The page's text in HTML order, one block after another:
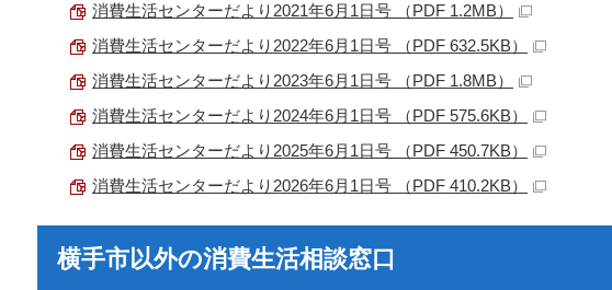
消費生活センターだより2021年6月1日号 （PDF 1.2MB）
消費生活センターだより2022年6月1日号 （PDF 632.5KB）
消費生活センターだより2023年6月1日号 （PDF 1.8MB）
消費生活センターだより2024年6月1日号 （PDF 575.6KB）
消費生活センターだより2025年6月1日号 （PDF 450.7KB）
消費生活センターだより2026年6月1日号 （PDF 410.2KB）
横手市以外の消費生活相談窓口